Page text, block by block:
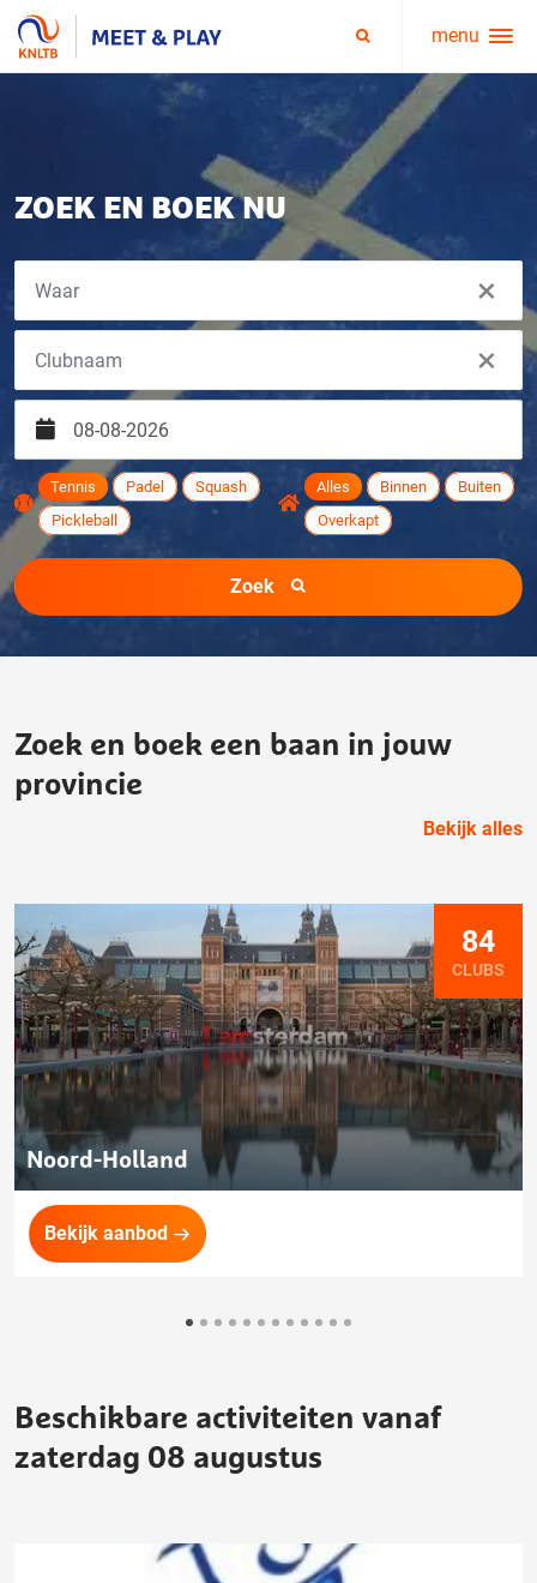
Service
menu
ZOEK EN BOEK NU
×
×
Zoek
Tennis Padel
Squash
Pickleball
Alles Binnen
Buiten
Overkapt
Zoek en boek een baan in jouw
provincie
Bekijk alles
84
CLUBS
Noord-Holland
Bekijk aanbod
Beschikbare activiteiten vanaf
zaterdag 08 augustus